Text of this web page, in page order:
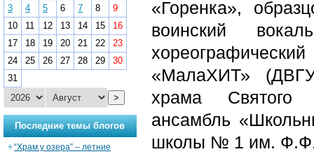
«Горенка»,
воинский
«МалаХИТ»
храма Святого
ансамбль
школы № 1 им.
3
4 5 6 7 8
9
10
11 12 13 14 15
16
17
18 19 20 21 22
23
24
25 26 27 28 29
30
31
>
Последние темы блогов
“Храм у озера” – летние